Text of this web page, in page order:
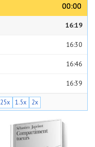
00:00
00:00
16:19
16:30
16:46
16:39
1.5x 2x